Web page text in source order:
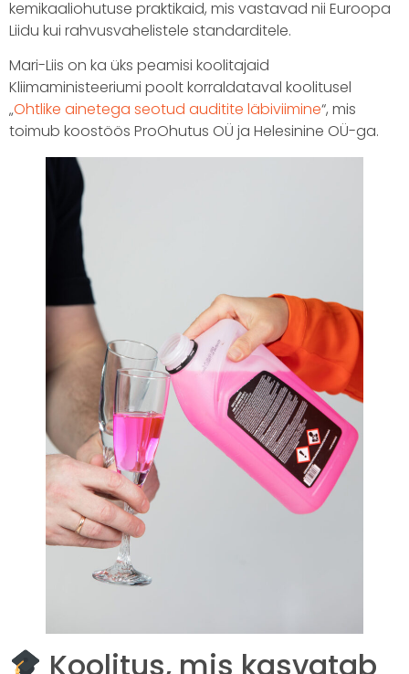
kemikaaliohutuse praktikaid, mis vastavad nii Euroopa
Liidu kui rahvusvahelistele standarditele.
Mari-Liis on ka üks peamisi koolitajaid
Kliimaministeeriumi poolt korraldataval koolitusel
„Ohtlike ainetega seotud auditite läbiviimine“, mis
toimub koostöös ProOhutus OÜ ja Helesinine OÜ-ga.
Koolitus, mis kasvatab